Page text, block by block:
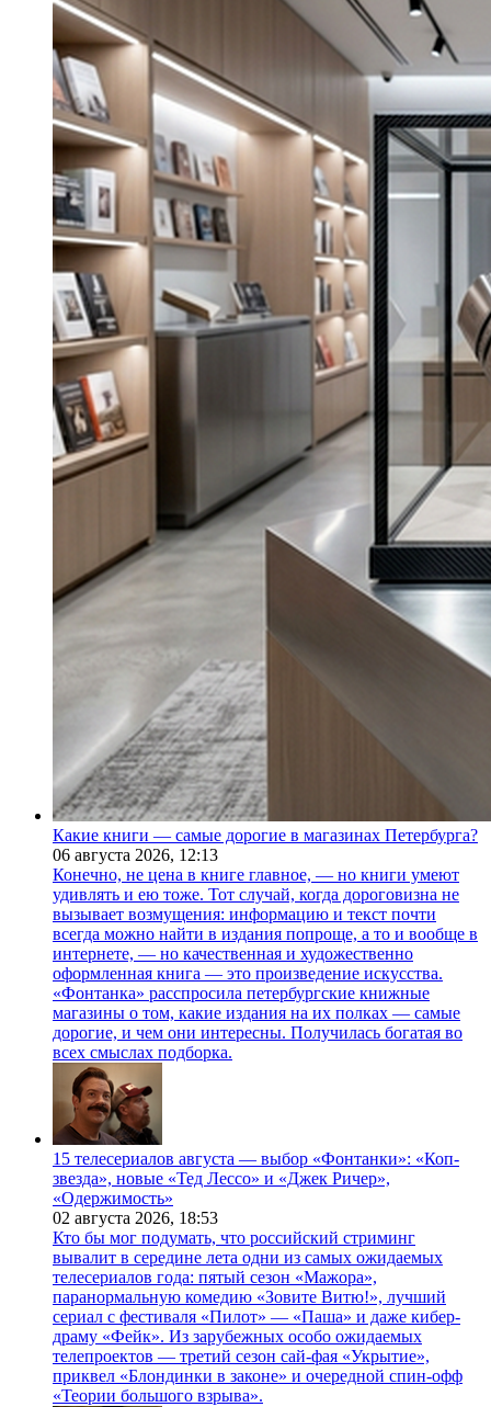
Какие книги — самые дорогие в магазинах Петербурга?
06 августа 2026, 12:13
Конечно, не цена в книге главное, — но книги умеют
удивлять и ею тоже. Тот случай, когда дороговизна не
вызывает возмущения: информацию и текст почти
всегда можно найти в издания попроще, а то и вообще в
интернете, — но качественная и художественно
оформленная книга — это произведение искусства.
«Фонтанка» расспросила петербургские книжные
магазины о том, какие издания на их полках — самые
дорогие, и чем они интересны. Получилась богатая во
всех смыслах подборка.
15 телесериалов августа — выбор «Фонтанки»: «Коп-
звезда», новые «Тед Лессо» и «Джек Ричер»,
«Одержимость»
02 августа 2026, 18:53
Кто бы мог подумать, что российский стриминг
вывалит в середине лета одни из самых ожидаемых
телесериалов года: пятый сезон «Мажора»,
паранормальную комедию «Зовите Витю!», лучший
сериал с фестиваля «Пилот» — «Паша» и даже кибер-
драму «Фейк». Из зарубежных особо ожидаемых
телепроектов — третий сезон сай-фая «Укрытие»,
приквел «Блондинки в законе» и очередной спин-офф
«Теории большого взрыва».